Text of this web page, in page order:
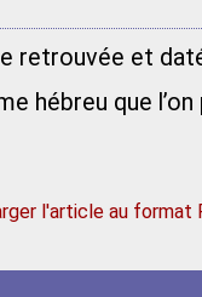
retrouvée et
hébreu que
l'article au format